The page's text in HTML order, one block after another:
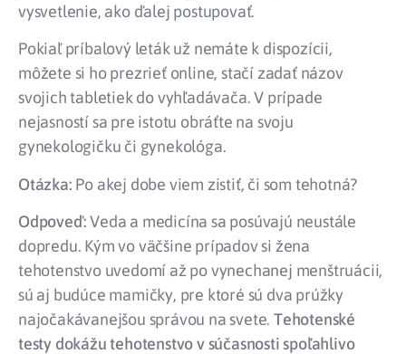
vysvetlenie, ako ďalej postupovať.
Pokiaľ príbalový leták už nemáte k dispozícii,
môžete si ho prezrieť online, stačí zadať názov
svojich tabletiek do vyhľadávača. V prípade
nejasností sa pre istotu obráťte na svoju
gynekologičku či gynekológa.
Otázka: Po akej dobe viem zistiť, či som tehotná?
Odpoveď:Veda a medicína sa posúvajú neustále
dopredu. Kým vo väčšine prípadov si žena
tehotenstvo uvedomí až po vynechanej menštruácii,
sú aj budúce mamičky, pre ktoré sú dva prúžky
najočakávanejšou správou na svete. Tehotenské
testy dokážu tehotenstvo v súčasnosti spoľahlivo